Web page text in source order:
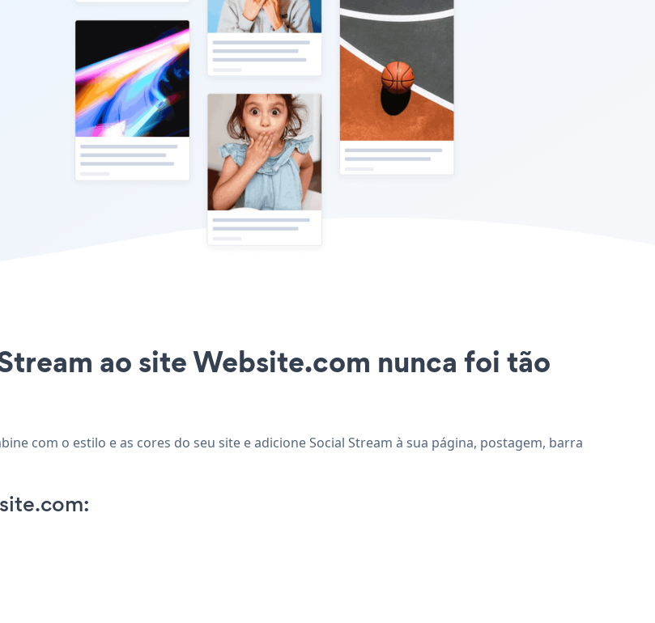
ao site Website.com nunca foi tão
com o estilo e as cores do seu site e adicione Social Stream à sua página, postagem, barra